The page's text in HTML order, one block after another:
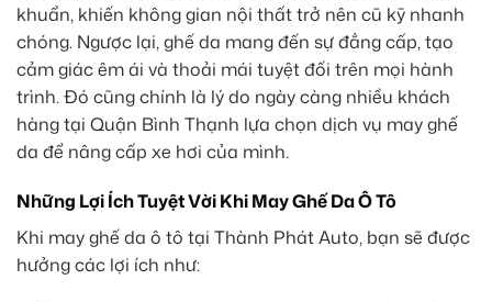
khuẩn, khiến không gian nội thất trở nên cũ kỹ nhanh
chóng. Ngược lại, ghế da mang đến sự đẳng cấp, tạo
cảm giác êm ái và thoải mái tuyệt đối trên mọi hành
trình. Đó cũng chính là lý do ngày càng nhiều khách
hàng tại Quận Bình Thạnh lựa chọn dịch vụ may ghế
da để nâng cấp xe hơi của mình.
Những Lợi Ích Tuyệt Vời Khi May Ghế Da Ô Tô
Khi may ghế da ô tô tại Thành Phát Auto, bạn sẽ được
hưởng các lợi ích như: